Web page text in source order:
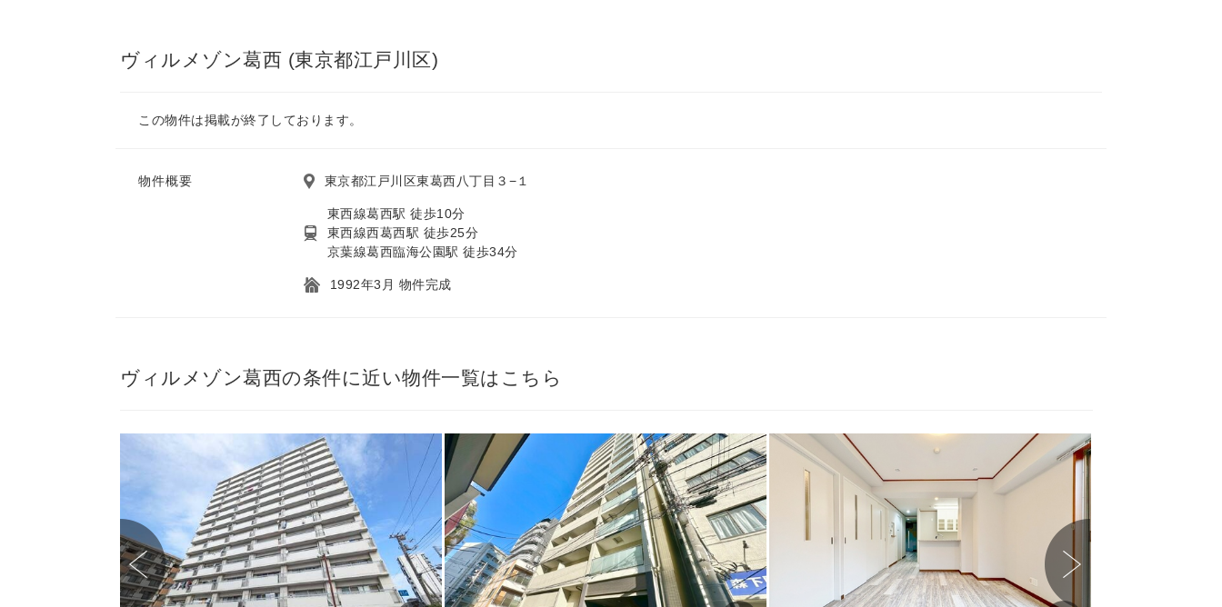
ヴィルメゾン葛西 (東京都江戸川区)
この物件は掲載が終了しております。
物件概要 東京都江戸川区東葛西八丁目３−１
東西線葛西駅 徒歩10分
東西線西葛西駅 徒歩25分
京葉線葛西臨海公園駅 徒歩34分
1992年3月 物件完成
ヴィルメゾン葛西の条件に近い物件一覧はこちら